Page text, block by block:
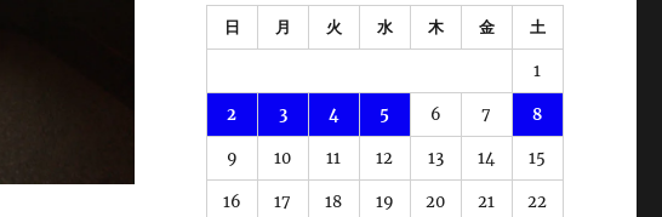
日 月 火 水 木 金 土
1
2 3 4 5 6 7 8
9 10 11 12 13 14 15
16 17 18 19 20 21 22